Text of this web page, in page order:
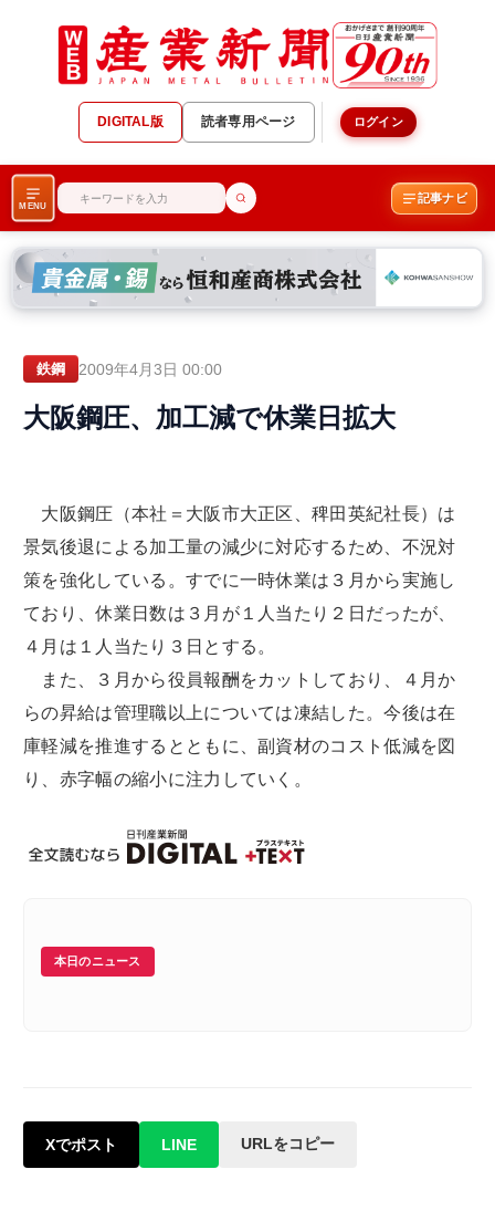
DIGITAL版 読者専用ページ ログイン
MENU
記事ナビ
鉄鋼 2009年4月3日 00:00
大阪鋼圧、加工減で休業日拡大
大阪鋼圧（本社＝大阪市大正区、稗田英紀社長）は
景気後退による加工量の減少に対応するため、不況対
策を強化している。すでに一時休業は３月から実施し
ており、休業日数は３月が１人当たり２日だったが、
４月は１人当たり３日とする。
また、３月から役員報酬をカットしており、４月か
らの昇給は管理職以上については凍結した。今後は在
庫軽減を推進するとともに、副資材のコスト低減を図
り、赤字幅の縮小に注力していく。
本日のニュース
Xでポスト LINE URLをコピー